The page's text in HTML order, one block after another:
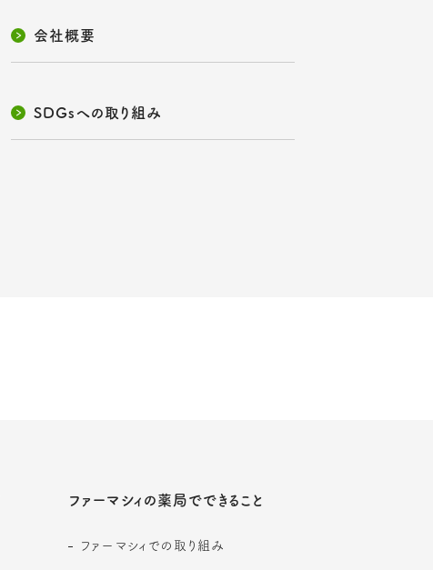
会社概要
SDGsへの取り組み
ファーマシィの薬局でできること
ファーマシィでの取り組み